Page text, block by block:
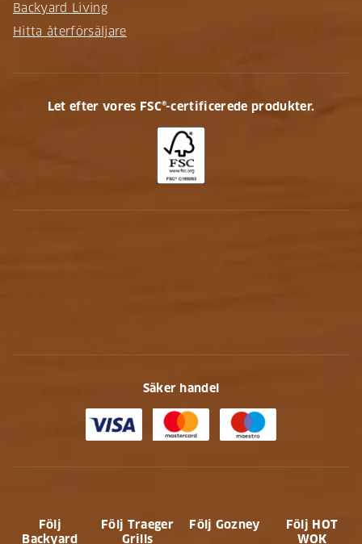
Backyard Living
Hitta återförsäljare
Let efter vores FSC®-certificerede produkter.
Säker handel
Följ
Backyard
Följ Traeger
Grills
Följ Gozney
Följ HOT
WOK